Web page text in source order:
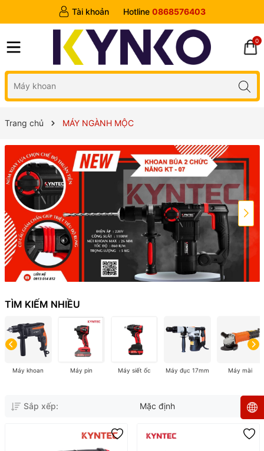
Tài khoản Hotline 0868576403
0
Trang chủ MÁY NGÀNH MỘC
TÌM KIẾM NHIỀU
Máy khoan Máy pin Máy siết ốc Máy đục 17mm Máy mài
Sắp xếp: Mặc định